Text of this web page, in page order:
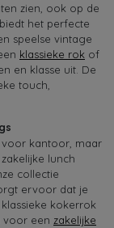
zien, ook op de
het perfecte
speelse vintage
een klassieke rok of
en klasse uit. De
touch,
voor kantoor, maar
lunch
collectie
ervoor dat je
kokerrok
een zakelijke